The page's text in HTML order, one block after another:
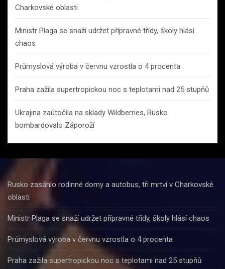
Charkovské oblasti
Ministr Plaga se snaží udržet přípravné třídy, školy hlásí
chaos
Průmyslová výroba v červnu vzrostla o 4 procenta
Praha zažila supertropickou noc s teplotami nad 25 stupňů
Ukrajina zaútočila na sklady Wildberries, Rusko
bombardovalo Záporoží
Rusko zasáhlo rodinné domy a autobus, tři mrtví v Charkovské
oblasti
Ministr Plaga se snaží udržet přípravné třídy, školy hlásí chaos
Průmyslová výroba v červnu vzrostla o 4 procenta
Praha zažila supertropickou noc s teplotami nad 25 stupňů